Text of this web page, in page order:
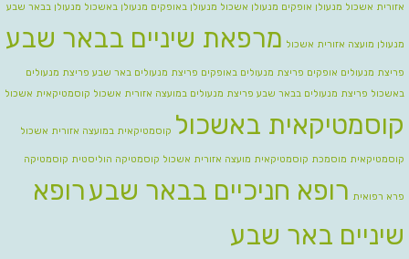
אזורית אשכול מנעולן אופקים מנעולן אשכול מנעולן באופקים מנעולן באשכול מנעולן בבאר שבע
מנעולן מועצה אזורית אשכול מרפאת שיניים בבאר שבע
פריצת מנעולים אופקים פריצת מנעולים באופקים פריצת מנעולים באר שבע פריצת מנעולים
באשכול פריצת מנעולים בבאר שבע פריצת מנעולים במועצה אזורית אשכול קוסמטיקאית אשכול
קוסמטיקאית באשכול קוסמטיקאית במועצה אזורית אשכול
קוסמטיקאית מוסמכת קוסמטיקאית מועצה אזורית אשכול קוסמטיקה הוליסטית קוסמטיקה
פרא רפואית רופא חניכיים בבאר שבערופא
שיניים באר שבע